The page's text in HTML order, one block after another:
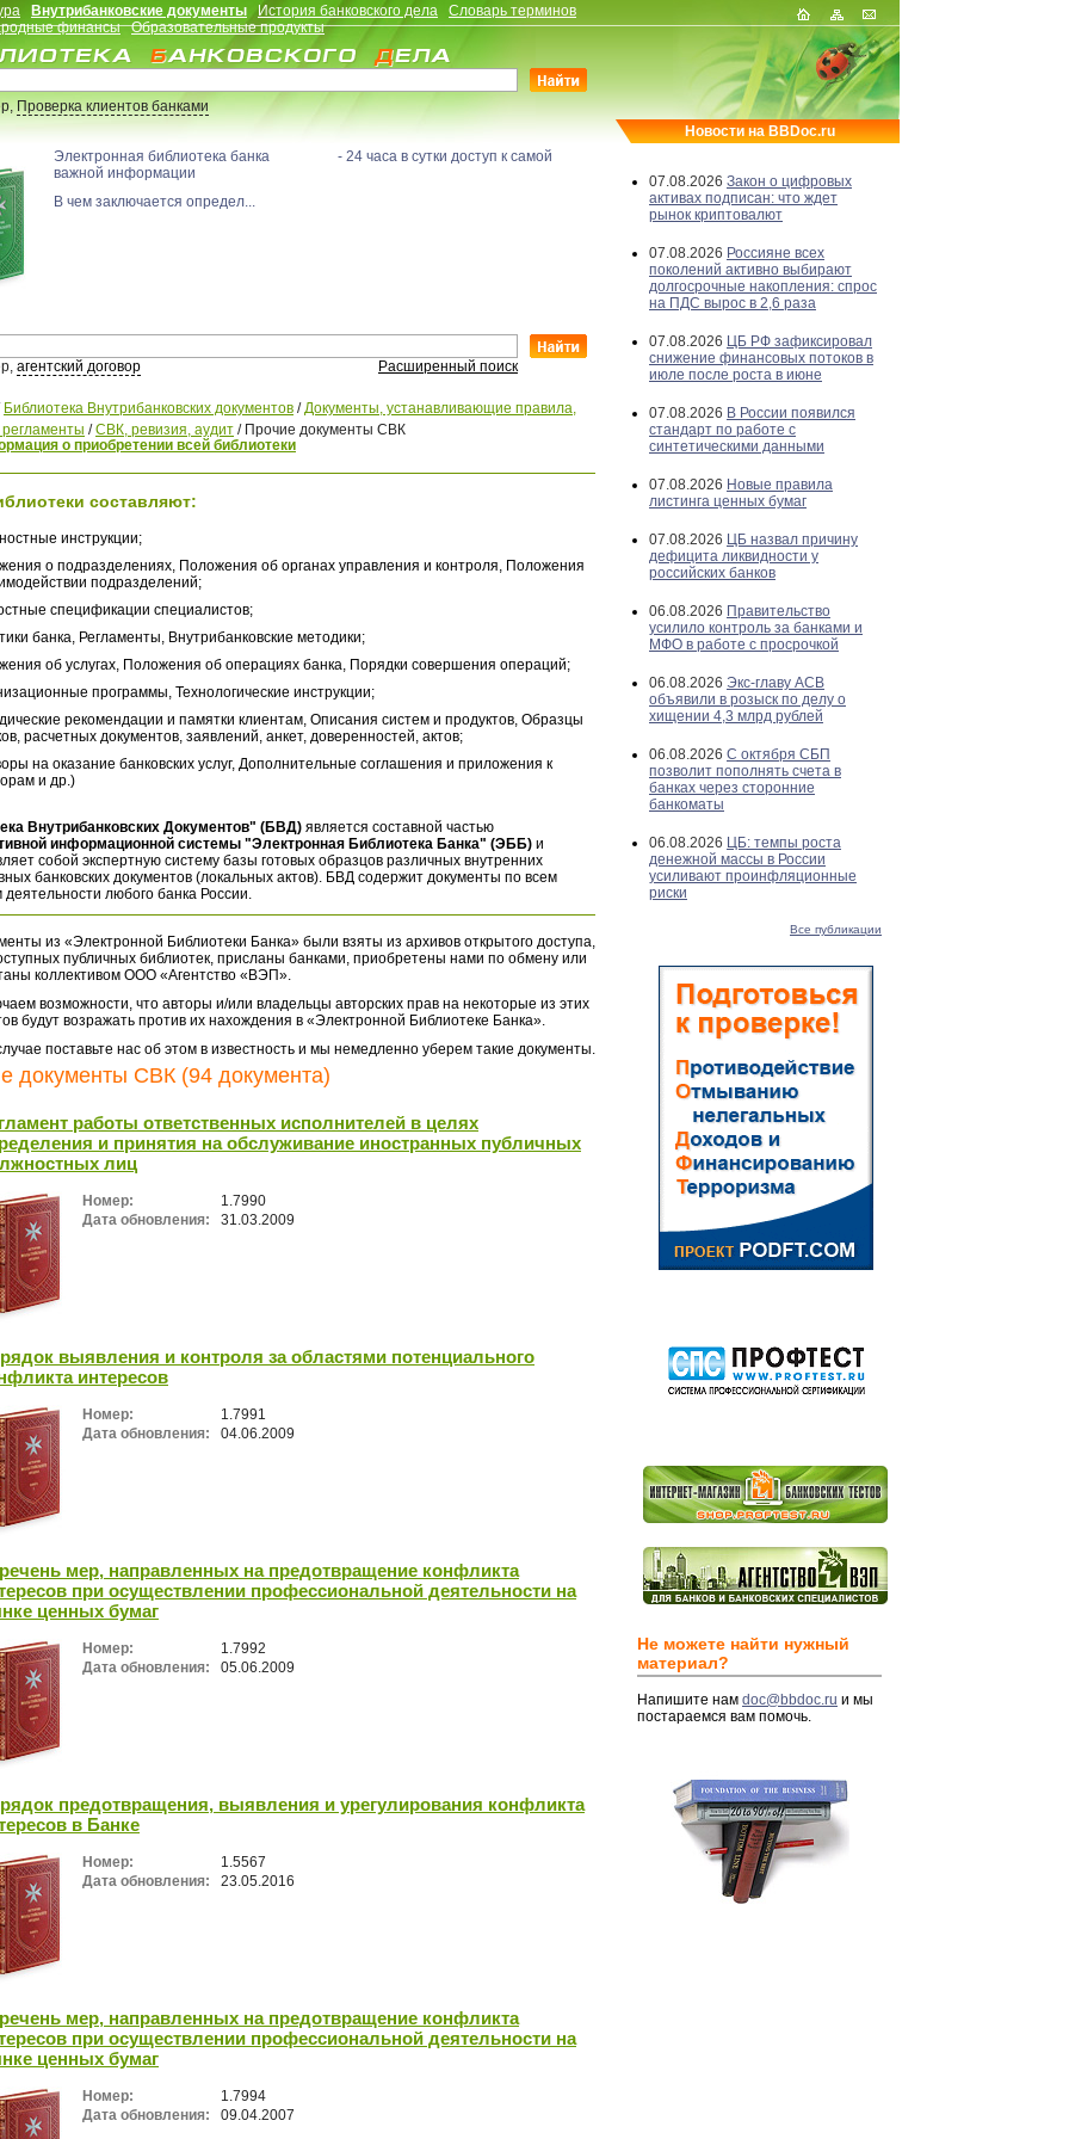
Внутрибанковские документы История банковского дела
Словарь терминов
финансы
Образовательные продукты
Проверка клиентов банками
Электронная библиотека банка - 24 часа в сутки доступ к самой
важной информации
В чем заключается определ...
агентский договор Расширенный поиск
Библиотека Внутрибанковских документов /Документы, устанавливающие правила,
/СВК, ревизия, аудит / Прочие документы СВК
о приобретении всей библиотеки
составляют:
инструкции;
о подразделениях, Положения об органах управления и контроля, Положения
подразделений;
спецификации специалистов;
банка, Регламенты, Внутрибанковские методики;
об услугах, Положения об операциях банка, Порядки совершения операций;
программы, Технологические инструкции;
рекомендации и памятки клиентам, Описания систем и продуктов, Образцы
расчетных документов, заявлений, анкет, доверенностей, актов;
на оказание банковских услуг, Дополнительные соглашения и приложения к
и др.)
Внутрибанковских Документов" (БВД) является составной частью
информационной системы "Электронная Библиотека Банка" (ЭББ) и
собой экспертную систему базы готовых образцов различных внутренних
банковских документов (локальных актов). БВД содержит документы по всем
деятельности любого банка России.
из «Электронной Библиотеки Банка» были взяты из архивов открытого доступа,
публичных библиотек, присланы банками, приобретены нами по обмену или
коллективом ООО «Агентство «ВЭП».
возможности, что авторы и/или владельцы авторских прав на некоторые из этих
будут возражать против их нахождения в «Электронной Библиотеке Банка».
поставьте нас об этом в известность и мы немедленно уберем такие документы.
документы СВК (94 документа)
работы ответственных исполнителей в целях
и принятия на обслуживание иностранных публичных
лиц
Номер:
1.7990
Дата обновления:
31.03.2009
выявления и контроля за областями потенциального
интересов
Номер:
1.7991
Дата обновления:
04.06.2009
мер, направленных на предотвращение конфликта
при осуществлении профессиональной деятельности на
ценных бумаг
Номер:
1.7992
Дата обновления:
05.06.2009
предотвращения, выявления и урегулирования конфликта
в Банке
Номер:
1.5567
Дата обновления:
23.05.2016
мер, направленных на предотвращение конфликта
при осуществлении профессиональной деятельности на
ценных бумаг
Номер:
1.7994
Дата обновления:
09.04.2007
Новости на BBDoc.ru
07.08.2026 Закон о цифровых
активах подписан: что ждет
рынок криптовалют
07.08.2026 Россияне всех
поколений активно выбирают
долгосрочные накопления: спрос
на ПДС вырос в 2,6 раза
07.08.2026 ЦБ РФ зафиксировал
снижение финансовых потоков в
июле после роста в июне
07.08.2026 В России появился
стандарт по работе с
синтетическими данными
07.08.2026 Новые правила
листинга ценных бумаг
07.08.2026 ЦБ назвал причину
дефицита ликвидности у
российских банков
06.08.2026 Правительство
усилило контроль за банками и
МФО в работе с просрочкой
06.08.2026 Экс-главу АСВ
объявили в розыск по делу о
хищении 4,3 млрд рублей
06.08.2026 С октября СБП
позволит пополнять счета в
банках через сторонние
банкоматы
06.08.2026 ЦБ: темпы роста
денежной массы в России
усиливают проинфляционные
риски
Все публикации
Не можете найти нужный
материал?
Напишите нам doc@bbdoc.ru и мы
постараемся вам помочь.